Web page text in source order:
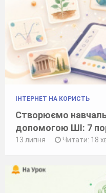
ІНТЕРНЕТ НА КОРИСТЬ
Створюємо
допомогою ШІ: 7
13 липня Читати: 18